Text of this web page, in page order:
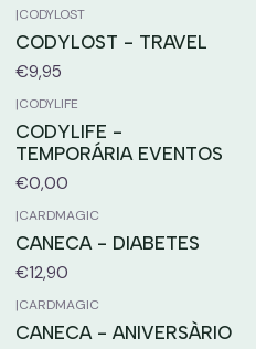
|CODYLOST
CODYLOST - TRAVEL
€9,95
|CODYLIFE
CODYLIFE -
TEMPORÁRIA EVENTOS
€0,00
|CARDMAGIC
CANECA - DIABETES
€12,90
|CARDMAGIC
CANECA - ANIVERSÀRIO